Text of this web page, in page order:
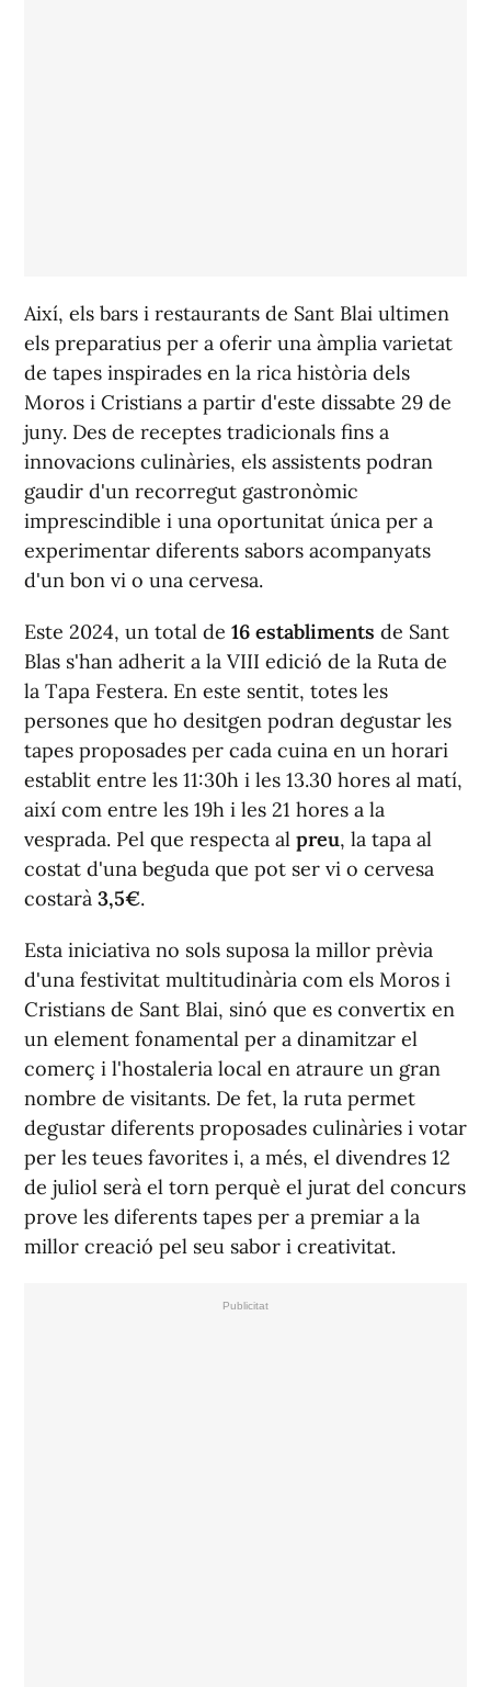
Així, els bars i restaurants de Sant Blai ultimen
els preparatius per a oferir una àmplia varietat
de tapes inspirades en la rica història dels
Moros i Cristians a partir d'este dissabte 29 de
juny. Des de receptes tradicionals fins a
innovacions culinàries, els assistents podran
gaudir d'un recorregut gastronòmic
imprescindible i una oportunitat única per a
experimentar diferents sabors acompanyats
d'un bon vi o una cervesa.
Este 2024, un total de 16 establiments de Sant
Blas s'han adherit a la VIII edició de la Ruta de
la Tapa Festera. En este sentit, totes les
persones que ho desitgen podran degustar les
tapes proposades per cada cuina en un horari
establit entre les 11:30h i les 13.30 hores al matí,
així com entre les 19h i les 21 hores a la
vesprada. Pel que respecta al preu, la tapa al
costat d'una beguda que pot ser vi o cervesa
costarà 3,5€.
Esta iniciativa no sols suposa la millor prèvia
d'una festivitat multitudinària com els Moros i
Cristians de Sant Blai, sinó que es convertix en
un element fonamental per a dinamitzar el
comerç i l'hostaleria local en atraure un gran
nombre de visitants. De fet, la ruta permet
degustar diferents proposades culinàries i votar
per les teues favorites i, a més, el divendres 12
de juliol serà el torn perquè el jurat del concurs
prove les diferents tapes per a premiar a la
millor creació pel seu sabor i creativitat.